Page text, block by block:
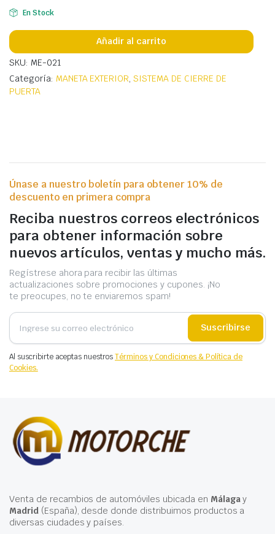
En Stock
Añadir al carrito
SKU: ME-021
Categoría: MANETA EXTERIOR ,SISTEMA DE CIERRE DE
PUERTA
Únase a nuestro boletín para obtener 10% de
descuento en primera compra
Reciba nuestros correos electrónicos
para obtener información sobre
nuevos artículos, ventas y mucho más.
Regístrese ahora para recibir las últimas
actualizaciones sobre promociones y cupones. ¡No
te preocupes, no te enviaremos spam!
Suscribirse
Al suscribirte aceptas nuestrosTérminos y Condiciones & Política de
Cookies.
Venta de recambios de automóviles ubicada en Málagay
Madrid(España), desde donde distribuimos productos a
diversas ciudades y países.